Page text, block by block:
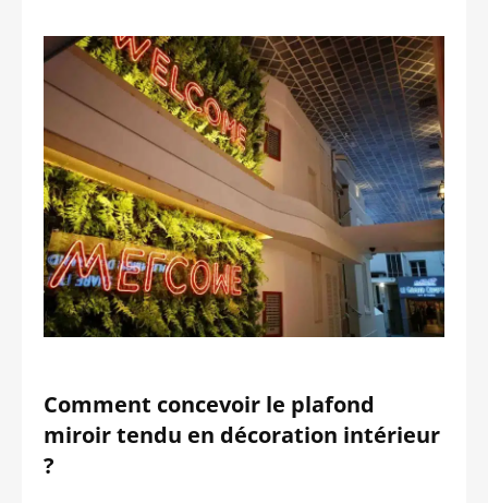
Comment concevoir le plafond
miroir tendu en décoration intérieur
?